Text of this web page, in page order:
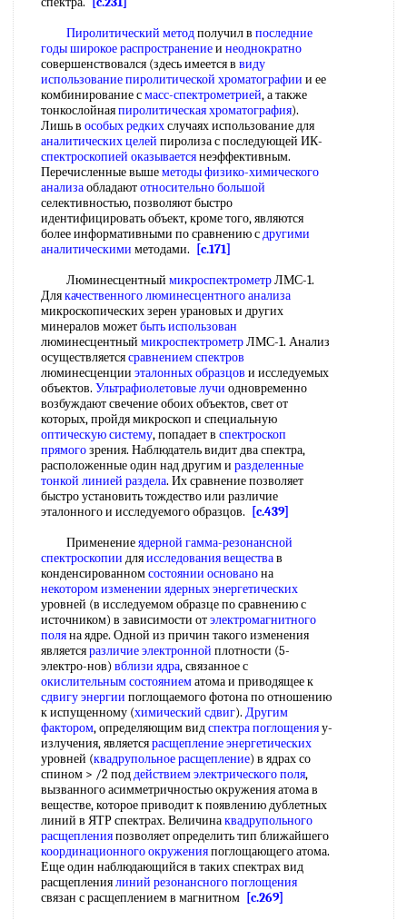
Пиролитический методполучил в последние
годыширокое распространениеи неоднократно
совершенствовался (здесь имеется в виду
использованиепиролитической хроматографии и ее
комбинирование смасс-спектрометрией, а также
тонкослойнаяпиролитическая хроматография).
Лишь в особых редкихслучаях использование для
аналитических целей пиролиза с последующей ИК-
спектроскопией оказываетсянеэффективным.
Перечисленные вышеметоды физико-химического
анализаобладаютотносительно большой
селективностью, позволяют быстро
идентифицировать объект, кроме того, являются
более информативными по сравнению сдругими
аналитическими методами.
[c.171]
Люминесцентный микроспектрометрЛМС-1.
Длякачественного люминесцентного анализа
микроскопических зерен урановых и других
минералов можетбыть использован
люминесцентный микроспектрометрЛМС-1. Анализ
осуществляетсясравнением спектров
люминесценции эталонных образцов и исследуемых
объектов. Ультрафиолетовые лучи одновременно
возбуждают свечение обоих объектов, свет от
которых, пройдя микроскоп и специальную
оптическую систему, попадает в спектроскоп
прямогозрения. Наблюдатель видит два спектра,
расположенные один над другим и разделенные
тонкой линией раздела. Их сравнение позволяет
быстро установить тождество или различие
эталонного и исследуемого образцов.
[c.439]
Применениеядерной гамма-резонансной
спектроскопии дляисследования веществав
конденсированномсостоянии основанона
некотором изменении ядерных энергетических
уровней (в исследуемом образце по сравнению с
источником) в зависимости отэлектромагнитного
поляна ядре. Одной из причин такого изменения
являетсяразличие электронной плотности (5-
электро-нов) вблизи ядра, связанное с
окислительным состояниематома и приводящее к
сдвигу энергии поглощаемого фотона по отношению
к испущенному (химический сдвиг). Другим
фактором, определяющим видспектра поглощенияу-
излучения, являетсярасщепление энергетических
уровней (квадрупольное расщепление) в ядрах со
спином > /2 поддействием электрического поля,
вызванного асимметричностью окружения атома в
веществе, которое приводит к появлению дублетных
линий в ЯТР спектрах. Величинаквадрупольного
расщепленияпозволяет определить тип ближайшего
координационного окруженияпоглощающего атома.
Еще один наблюдающийся в таких спектрах вид
расщеплениялиний резонансного поглощения
связан с расщеплением в магнитном [c.269]